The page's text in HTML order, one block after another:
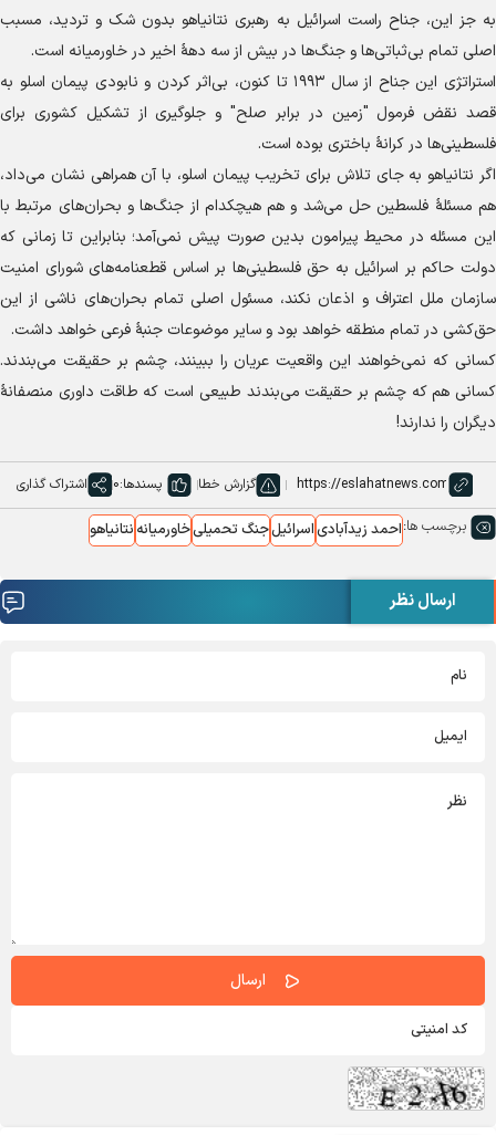
به جز این، جناح راست اسرائیل به رهبری نتانیاهو بدون شک و تردید، مسبب
اصلی تمام بی‌ثباتی‌ها و جنگ‌ها در بیش از سه دههٔ اخیر در خاورمیانه است.
استراتژی این جناح از سال ۱۹۹۳ تا کنون، بی‌اثر کردن و نابودی پیمان اسلو به
قصد نقض فرمول "زمین در برابر صلح" و جلوگیری از تشکیل کشوری برای
فلسطینی‌ها در کرانهٔ باختری بوده است.
اگر نتانیاهو به جای تلاش برای تخریب پیمان اسلو، با آن همراهی نشان می‌داد،
هم مسئلهٔ فلسطین حل می‌شد و هم هیچکدام از جنگ‌ها و بحران‌های مرتبط با
این مسئله در محیط پیرامون بدین صورت پیش نمی‌آمد؛ بنابراین تا زمانی که
دولت حاکم بر اسرائیل به حق فلسطینی‌ها بر اساس قطعنامه‌های شورای امنیت
سازمان ملل اعتراف و اذعان نکند، مسئول اصلی تمام بحران‌های ناشی از این
حق‌کشی در تمام منطقه خواهد بود و سایر موضوعات جنبهٔ فرعی خواهد داشت.
کسانی که نمی‌خواهند این واقعیت عریان را ببینند، چشم بر حقیقت می‌بندند.
کسانی هم که چشم بر حقیقت می‌بندند طبیعی است که طاقت داوری منصفانهٔ
دیگران را ندارند!
گزارش خطا پسندها:0 اشتراک گذاری
برچسب ها:احمد زیدآبادیاسرائیلجنگ تحمیلیخاورمیانه نتانیاهو
ارسال نظر